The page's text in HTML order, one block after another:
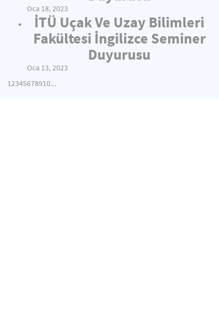
Oca 18, 2023
İTÜ Uçak Ve Uzay Bilimleri
Fakültesi İngilizce Seminer
Duyurusu
Oca 13, 2023
12345678910...